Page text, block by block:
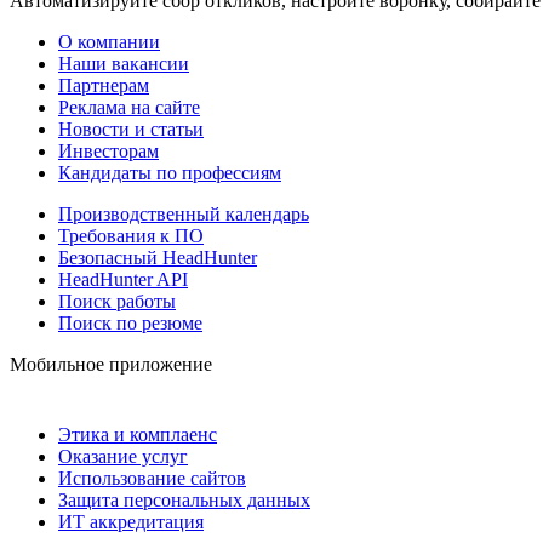
О компании
Наши вакансии
Партнерам
Реклама на сайте
Новости и статьи
Инвесторам
Кандидаты по профессиям
Производственный календарь
Требования к ПО
Безопасный HeadHunter
HeadHunter API
Поиск работы
Поиск по резюме
Мобильное приложение
Этика и комплаенс
Оказание услуг
Использование сайтов
Защита персональных данных
ИТ аккредитация